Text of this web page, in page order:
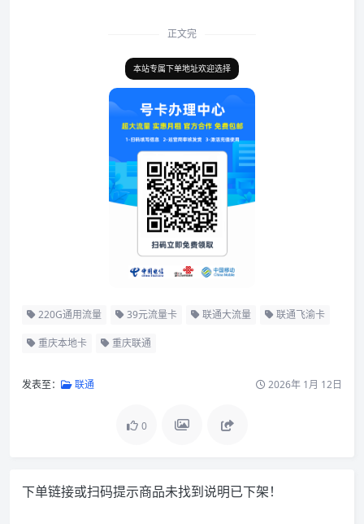
正文完
本站专属下单地址欢迎选择
220G通用流量 39元流量卡 联通大流量 联通飞渝卡
重庆本地卡 重庆联通
发表至： 联通 2026年 1月 12日
0
下单链接或扫码提示商品未找到说明已下架！